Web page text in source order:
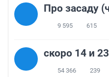
Про засаду
9 595 615
скоро 14 и
54 366 239